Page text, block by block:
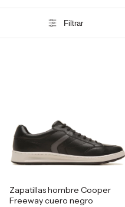
Filtrar
Zapatillas hombre Cooper
Freeway cuero negro